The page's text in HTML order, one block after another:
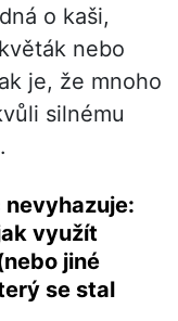
o kaši,
nebo
je, že mnoho
silnému
nevyhazuje:
využít
jiné
se stal